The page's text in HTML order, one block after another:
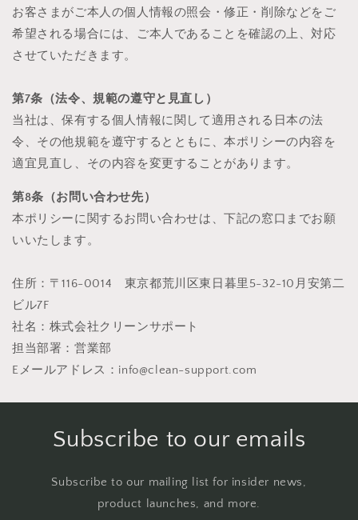
お客さまがご本人の個人情報の照会・修正・削除などをご
希望される場合には、ご本人であることを確認の上、対応
させていただきます。
第7条（法令、規範の遵守と見直し）
当社は、保有する個人情報に関して適用される日本の法
令、その他規範を遵守するとともに、本ポリシーの内容を
適宜見直し、その内容を変更することがあります。
第8条（お問い合わせ先）
本ポリシーに関するお問い合わせは、下記の窓口までお願
いいたします。
住所： 〒116-0014 東京都荒川区東日暮里5-32-10月安第二
ビル7F
社名：株式会社クリーンサポート
担当部署：営業部
Eメールアドレス：info@clean-support.com
Subscribe to our emails
Subscribe to our mailing list for insider news,
product launches, and more.